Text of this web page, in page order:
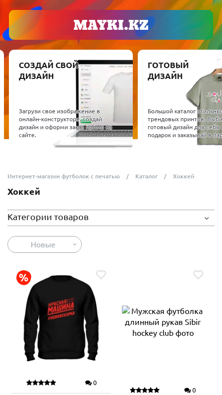
СОЗДАЙ СВОЙ
ДИЗАЙН
Загрузи свое изображение в
онлайн-конструкторе, создай
дизайн и оформи заказ прямо на
сайте.
ГОТОВЫЙ
ДИЗАЙН
Большой каталог
трендовых принтов.
готовый дизайн для себя
подарок и заказывай в
Интернет-магазин футболок с печатью Каталог Хоккей
Хоккей
Категории товаров
Новые
0
0